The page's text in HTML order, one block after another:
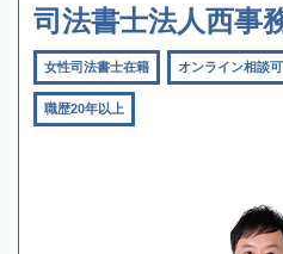
司法書士法人西事
女性司法書士在籍 オンライン相談可
職歴20年以上